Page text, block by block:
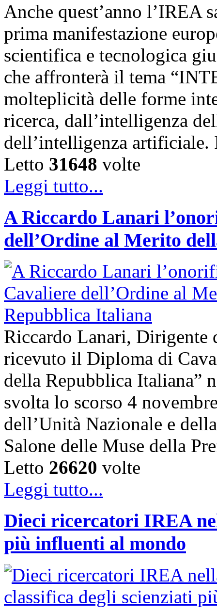
Anche quest’anno l’IREA
prima manifestazione
scientifica e tecnologica
che affronterà il tema
molteplicità delle forme
ricerca, dall’intelligenza
dell’intelligenza
Letto 31648 volte
Leggi tutto...
A Riccardo Lanari
dell’Ordine al Merito
Riccardo Lanari, Dirigente
ricevuto il Diploma di
della Repubblica Italiana”
svolta lo scorso 4
dell’Unità Nazionale e
Salone delle Muse della
Letto 26620 volte
Leggi tutto...
Dieci ricercatori IREA
più influenti al mondo